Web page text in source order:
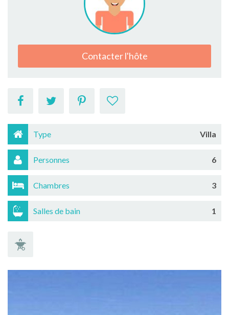
Contacter l'hôte
Type Villa
Personnes 6
Chambres 3
Salles de bain 1